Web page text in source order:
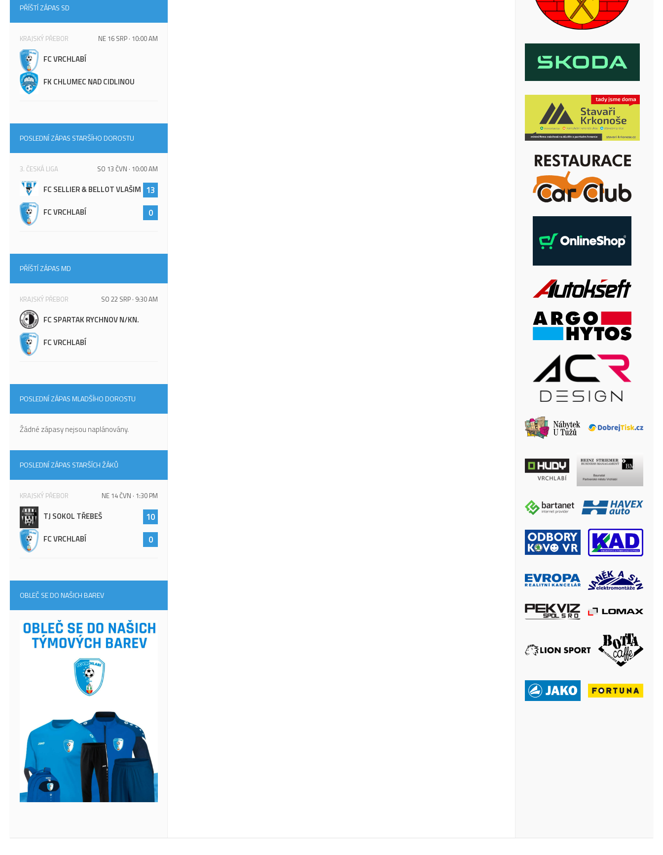
PŘÍŠTÍ ZÁPAS SD
KRAJSKÝ PŘEBOR NE 16 SRP · 10:00 AM
FC VRCHLABÍ
FK CHLUMEC NAD CIDLINOU
POSLEDNÍ ZÁPAS STARŠÍHO DOROSTU
3. ČESKÁ LIGA SO 13 ČVN · 10:00 AM
FC SELLIER & BELLOT VLAŠIM 13
FC VRCHLABÍ 0
PŘÍŠTÍ ZÁPAS MD
KRAJSKÝ PŘEBOR SO 22 SRP · 9:30 AM
FC SPARTAK RYCHNOV N/KN.
FC VRCHLABÍ
POSLEDNÍ ZÁPAS MLADŠÍHO DOROSTU
Žádné zápasy nejsou naplánovány.
POSLEDNÍ ZÁPAS STARŠÍCH ŽÁKŮ
KRAJSKÝ PŘEBOR NE 14 ČVN · 1:30 PM
TJ SOKOL TŘEBEŠ 10
FC VRCHLABÍ 0
OBLEČ SE DO NAŠICH BAREV